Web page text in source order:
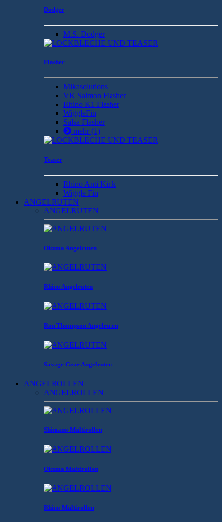
Dodger
M.S. Dodger
Flasher
Mikasolutions
VK Salmon Flasher
Rhino K1 Flasher
WiggleFin
Salsa Flasher
mehr(1)
Teaser
Rhino Anti Kink
Wiggle Fin
ANGELRUTEN
ANGELRUTEN
Okuma Angelruten
Rhino Angelruten
Ron Thompson Angelruten
Savage Gear Angelruten
ANGELROLLEN
ANGELROLLEN
Shimano Multirollen
Okuma Multirollen
Rhino Multirollen